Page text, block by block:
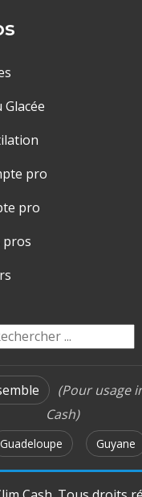
Glacée
pro
pro
pros
(Pour usage
Cash)
Guadeloupe Guyane